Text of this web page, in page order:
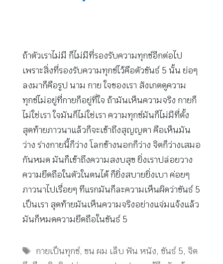
ถ้าตัวเราไม่มี ก็ไม่มีที่รองรับความทุกข์อีกต่อไป
เพราะสิ่งที่รองรับความทุกข์ไว้คือตัวขันธ์ 5 นั้น ย่อๆ
ลงมาก็คือรูป นาม กาย ใจของเรา สังเกตดูความ
ทุกข์ไม่อยู่ที่กายก็อยู่ที่ใจ ถ้ามันเห็นความจริง กายก็
ไม่ใช่เรา ใจมันก็ไม่ใช่เรา ความทุกข์มันก็ไม่มีที่ตั้ง
สุดท้ายภาวนาแล้วก็จะเข้าถึงสุญญตา คือเห็นมัน
ว่าง ร่างกายนี้ก็ว่าง โลกข้างนอกก็ว่าง จิตก็ว่างเสมอ
กันหมด มันก็เข้าถึงความสงบสุข ยิ่งเราปล่อยวาง
ความยึดถือในตัวในตนได้ ก็ยิ่งสบายยิ่งเบา ค่อยๆ
ภาวนาไปเรื่อยๆ ทีแรกมันก็ละความเห็นผิดว่าขันธ์ 5
เป็นเรา สุดท้ายมันเห็นความจริงอย่างแจ่มแจ้งแล้ว
มันก็หมดความยึดถือในขันธ์ 5
Tags
กายเป็นทุกข์, ขน ผม เล็บ ฟัน หนัง, ขันธ์ 5, จิต